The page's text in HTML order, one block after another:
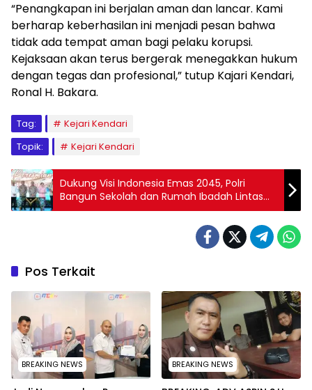
“Penangkapan ini berjalan aman dan lancar. Kami
berharap keberhasilan ini menjadi pesan bahwa
tidak ada tempat aman bagi pelaku korupsi.
Kejaksaan akan terus bergerak menegakkan hukum
dengan tegas dan profesional,” tutup Kajari Kendari,
Ronal H. Bakara.
Tag:
Kejari Kendari
Topik:
Kejari Kendari
Dukung Visi Indonesia Emas 2045, Polri
Bangun Sekolah dan Rumah Ibadah Lintas
Agama di SMA Kemala Taruna Bhayangkara
Pos Terkait
BREAKING NEWS BREAKING NEWS